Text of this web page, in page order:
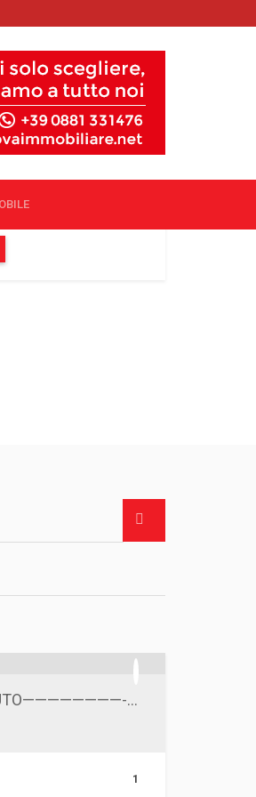
——————-VENDUTO————————-ZONA OSPEDALI RIUNITI/VIA NAPOLI
1